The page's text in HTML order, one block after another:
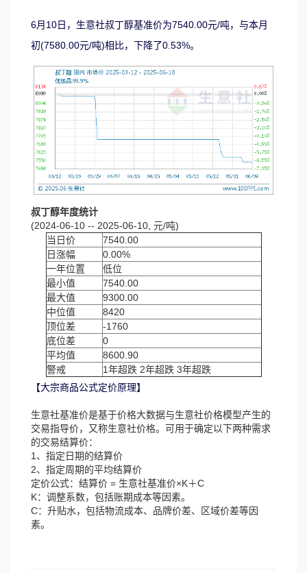
6月10日，生意社叔丁醇基准价为7540.00元/吨，与本月
初(7580.00元/吨)相比，下降了0.53%。
叔丁醇年度统计
(2024-06-10 -- 2025-06-10, 元/吨)
当日价
7540.00
日涨幅
0.00%
一年位置
低位
最小值
7540.00
最大值
9300.00
中位值
8420
顶位差
-1760
底位差
0
平均值
8600.90
警戒
1年超跌 2年超跌 3年超跌
【大宗商品公式定价原理】
生意社基准价是基于价格大数据与生意社价格模型产生的
交易指导价，又称生意社价格。可用于确定以下两种需求
的交易结算价：
1、指定日期的结算价
2、指定周期的平均结算价
定价公式：结算价 = 生意社基准价×K＋C
K：调整系数，包括账期成本等因素。
C：升贴水，包括物流成本、品牌价差、区域价差等因
素。